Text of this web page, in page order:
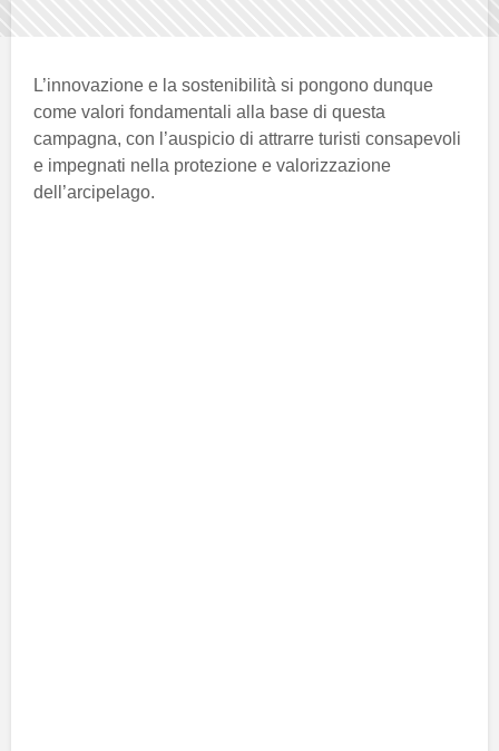
L’innovazione e la sostenibilità si pongono dunque
come valori fondamentali alla base di questa
campagna, con l’auspicio di attrarre turisti consapevoli
e impegnati nella protezione e valorizzazione
dell’arcipelago.